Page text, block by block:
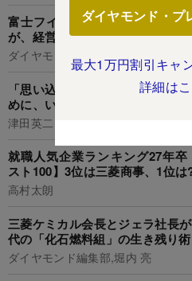
ダイヤモンド・プ
最大1万円割引キャ
詳細は
富士フイルム会長「アビガンは
が、経営者冥利に尽きる」
ダイヤモンド編集部,土本匡孝
「思い込み」に気づき、「思い
めに、いま必要なこと
津田英二
就職人気企業ランキング27年
スト100】3位は三菱商事、1位は
高村太朗
三菱ケミカル会長とジェラ社長
代の「化石燃料組」の生き残り術
ダイヤモンド編集部,堀内 亮